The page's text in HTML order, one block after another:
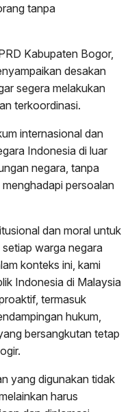
tanpa
Kabupaten Bogor,
desakan
segera melakukan
terkoordinasi.
internasional dan
Indonesia di luar
negara, tanpa
persoalan
dan moral untuk
warga negara
konteks ini, kami
Indonesia di Malaysia
termasuk
hukum,
bersangkutan tetap
yang digunakan tidak
harus